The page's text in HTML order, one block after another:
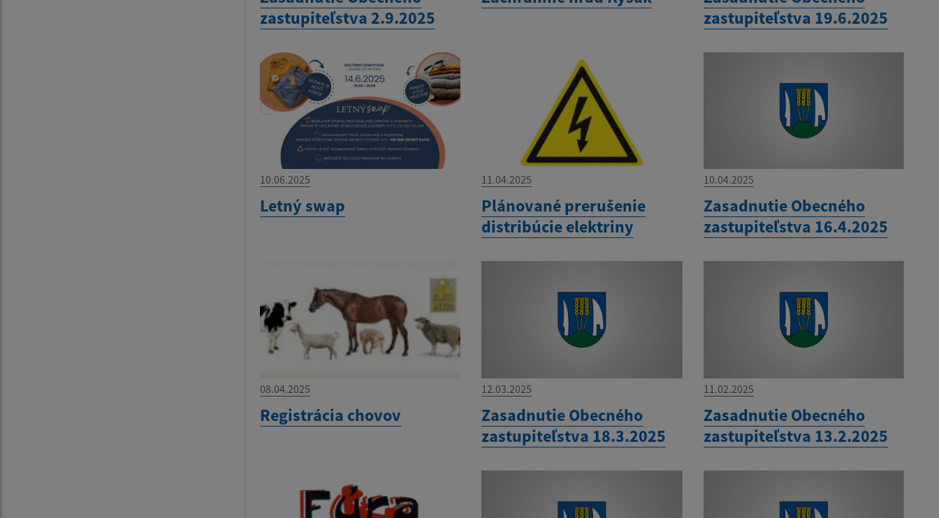
zastupiteľstva 2.9.2025
zastupiteľstva 19.6.2025
10.06.2025
Letný swap
11.04.2025
Plánované prerušenie
distribúcie elektriny
10.04.2025
Zasadnutie Obecného
zastupiteľstva 16.4.2025
08.04.2025
Registrácia chovov
12.03.2025
Zasadnutie Obecného
zastupiteľstva 18.3.2025
11.02.2025
Zasadnutie Obecného
zastupiteľstva 13.2.2025